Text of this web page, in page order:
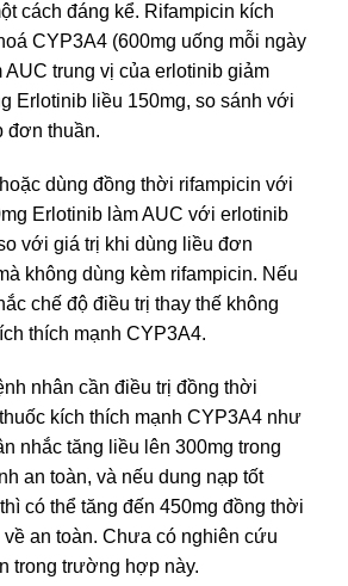
cách đáng kể. Rifampicin kích
CYP3A4 (600mg uống mỗi ngày
AUC trung vị của erlotinib giảm
Erlotinib liều 150mg, so sánh với
đơn thuần.
dùng đồng thời rifampicin với
Erlotinib làm AUC với erlotinib
với giá trị khi dùng liều đơn
không dùng kèm rifampicin. Nếu
chế độ điều trị thay thế không
thích mạnh CYP3A4.
nhân cần điều trị đồng thời
kích thích mạnh CYP3A4 như
nhắc tăng liều lên 300mg trong
an toàn, và nếu dung nạp tốt
có thể tăng đến 450mg đồng thời
về an toàn. Chưa có nghiên cứu
trong trường hợp này.